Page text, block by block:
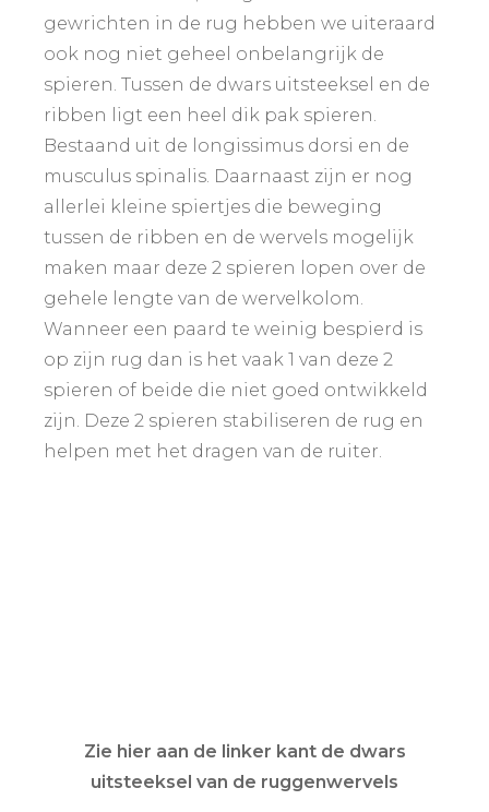
gewrichten in de rug hebben we uiteraard
ook nog niet geheel onbelangrijk de
spieren. Tussen de dwars uitsteeksel en de
ribben ligt een heel dik pak spieren.
Bestaand uit de longissimus dorsi en de
musculus spinalis. Daarnaast zijn er nog
allerlei kleine spiertjes die beweging
tussen de ribben en de wervels mogelijk
maken maar deze 2 spieren lopen over de
gehele lengte van de wervelkolom.
Wanneer een paard te weinig bespierd is
op zijn rug dan is het vaak 1 van deze 2
spieren of beide die niet goed ontwikkeld
zijn. Deze 2 spieren stabiliseren de rug en
helpen met het dragen van de ruiter.
Zie hier aan de linker kant de dwars
uitsteeksel van de ruggenwervels